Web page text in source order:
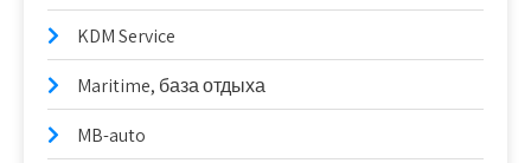
KDM Service
Maritime, база отдыха
MB-auto